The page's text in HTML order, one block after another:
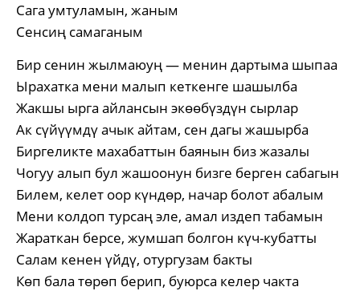
Сага умтуламын, жаным
Сенсиң самаганым
Бир сенин жылмаюуң — менин дартыма шыпаа
Ырахатка мени малып кеткенге шашылба
Жакшы ырга айлансын экөөбүздүн сырлар
Ак сүйүүмдү ачык айтам, сен дагы жашырба
Биргеликте махабаттын баянын биз жазалы
Чогуу алып бул жашоонун бизге берген сабагын
Билем, келет оор күндөр, начар болот абалым
Мени колдоп турсаң эле, амал издеп табамын
Жараткан берсе, жумшап болгон күч-кубатты
Салам кенен үйдү, отургузам бакты
Көп бала төрөп берип, буюрса келер чакта